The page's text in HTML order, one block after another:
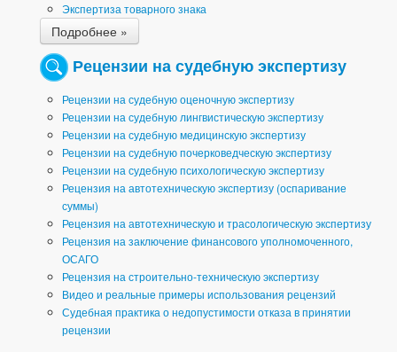
Экспертиза товарного знака
Подробнее »
Рецензии на судебную экспертизу
Рецензии на судебную оценочную экспертизу
Рецензии на судебную лингвистическую экспертизу
Рецензии на судебную медицинскую экспертизу
Рецензии на судебную почерковедческую экспертизу
Рецензии на судебную психологическую экспертизу
Рецензия на автотехническую экспертизу (оспаривание
суммы)
Рецензия на автотехническую и трасологическую экспертизу
Рецензия на заключение финансового уполномоченного,
ОСАГО
Рецензия на строительно-техническую экспертизу
Видео и реальные примеры использования рецензий
Судебная практика о недопустимости отказа в принятии
рецензии